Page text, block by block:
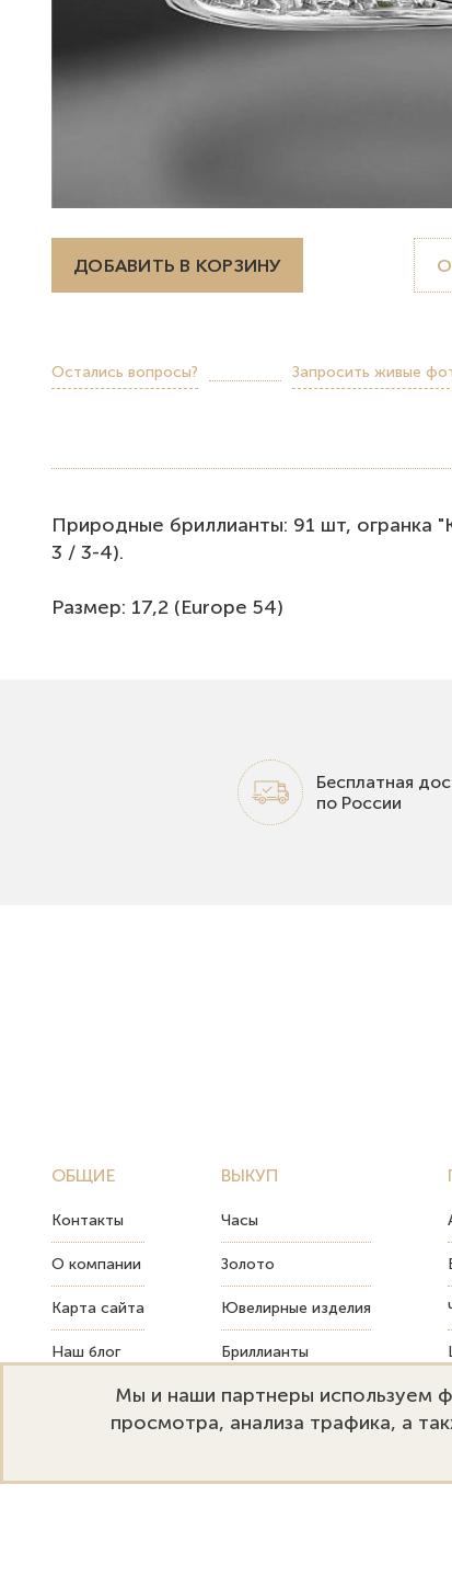
ДОБАВИТЬ В КОРЗИНУ
Остались вопросы? Запросить живые
Природные бриллианты: 91 шт, огранка
3 / 3-4).
Размер: 17,2 (Europe 54)
Бесплатная
по России
ОБЩИЕ
Контакты
О компании
Карта сайта
Наш блог
ВЫКУП
Часы
Золото
Ювелирные изделия
Бриллианты
Монеты
Мы и наши партнеры используем
просмотра, анализа трафика, а